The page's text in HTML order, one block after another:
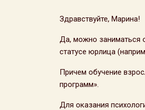
Здравствуйте, Марина!
Да, можно заниматься
статусе юрлица
Причем обучение
программ».
Для оказания